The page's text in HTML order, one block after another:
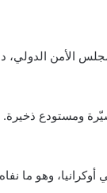
الأمن الدولي،
ومستودع ذخيرة.
وهو ما